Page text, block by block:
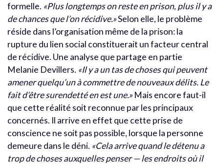
formelle. «Plus longtemps on reste en prison, plus il y a
de chances que l’on récidive.»Selon elle, le problème
réside dans l’organisation même de la prison: la
rupture du lien social constituerait un facteur central
de récidive. Une analyse que partage en partie
Melanie Devillers. «Il y a un tas de choses qui peuvent
amener quelqu’un à commettre de nouveaux délits. Le
fait d’être surendetté en est une.» Mais encore faut-il
que cette réalité soit reconnue par les principaux
concernés. Il arrive en effet que cette prise de
conscience ne soit pas possible, lorsque la personne
demeure dans le déni. «Cela arrive quand le détenu a
trop de choses auxquelles penser — les endroits où il